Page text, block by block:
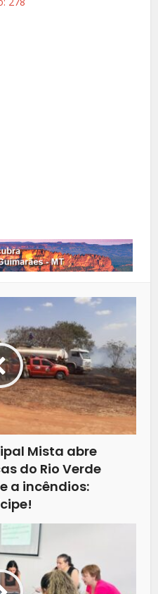
Mista abre
do Rio Verde
a incêndios: